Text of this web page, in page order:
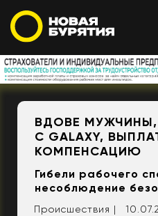
ВДОВЕ
С GALAXY,
КОМПЕНСАЦИЮ
Гибели рабочего
несоблюдение
Происшествия |